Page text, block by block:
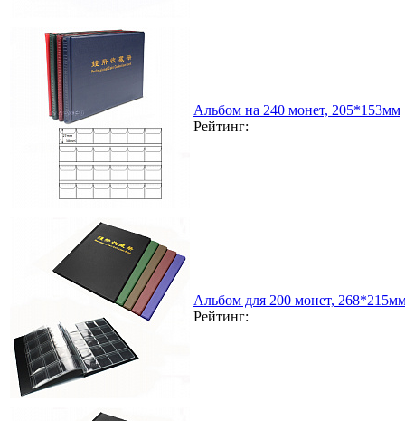
Альбом на 240 монет, 205*153мм
Рейтинг:
Альбом для 200 монет,
Рейтинг: